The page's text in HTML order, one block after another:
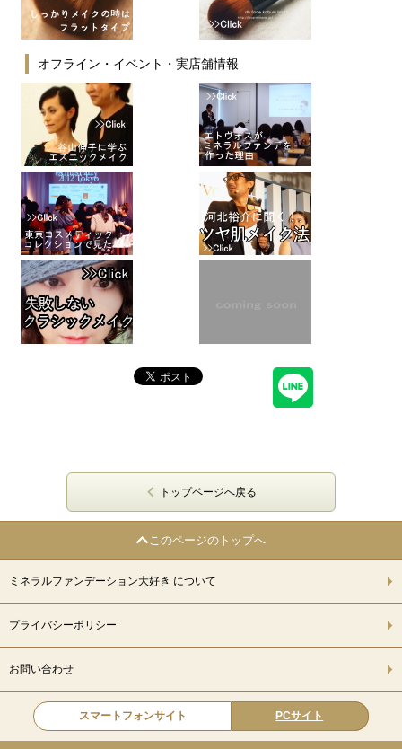
オフライン・イベント・実店舗情報
トップページへ戻る
このページのトップへ
ミネラルファンデーション大好き について
プライバシーポリシー
お問い合わせ
スマートフォンサイト PCサイト